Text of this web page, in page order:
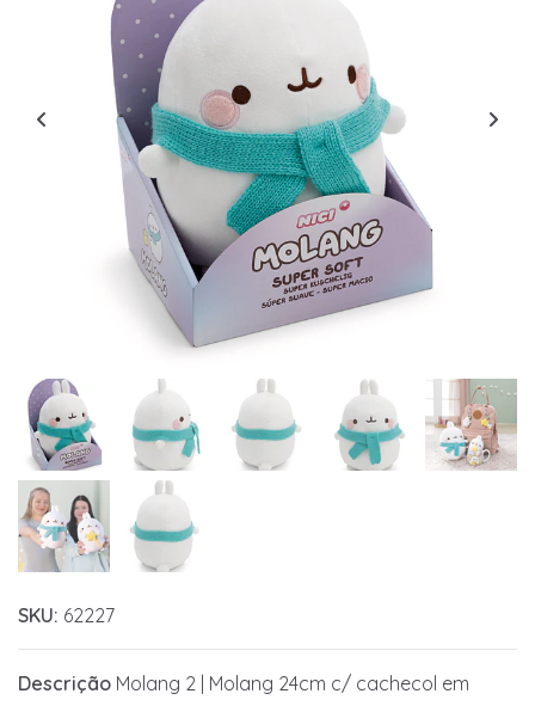
SKU: 62227
Descrição Molang 2 | Molang 24cm c/ cachecol em